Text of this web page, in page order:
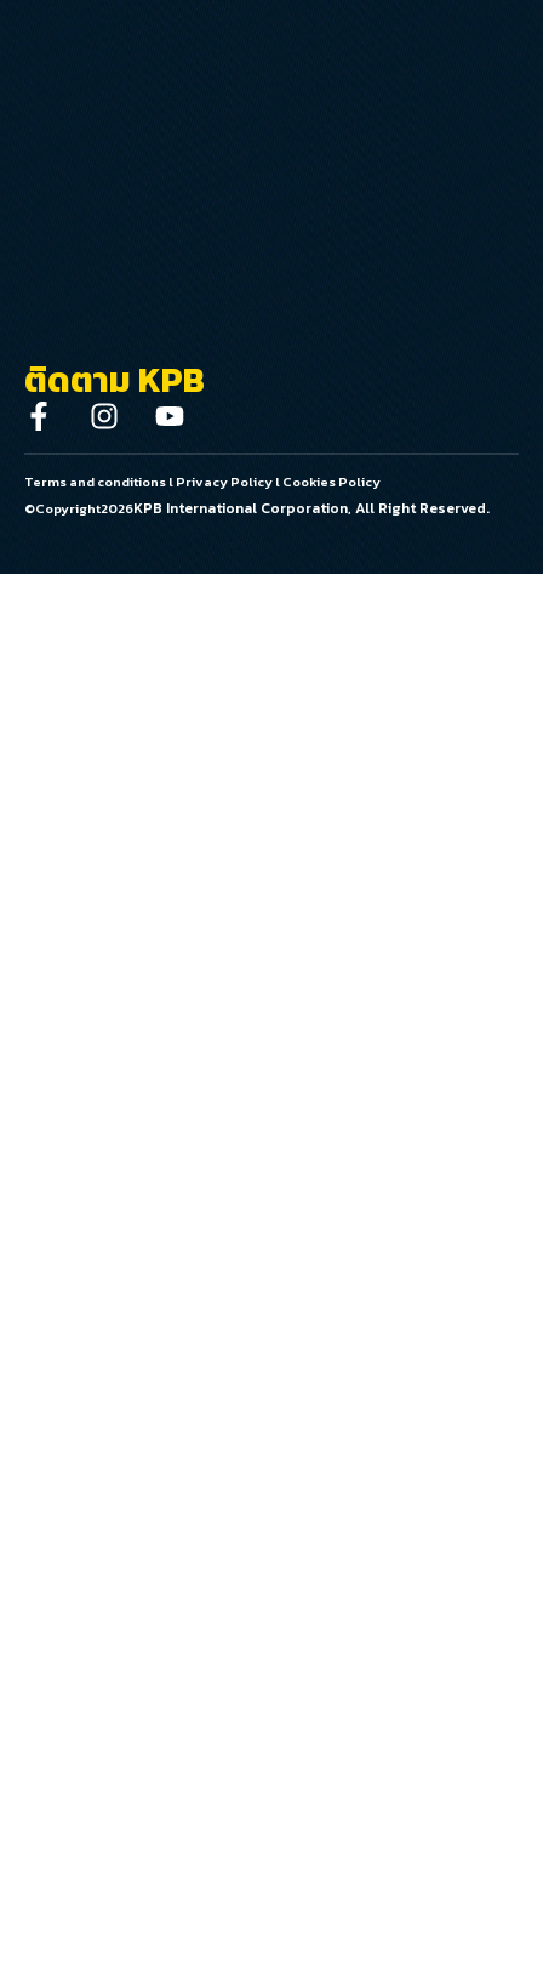
ติดตาม KPB
Terms and conditionslPrivacy PolicylCookies Policy
©Copyright2026KPB International Corporation, All Right Reserved.